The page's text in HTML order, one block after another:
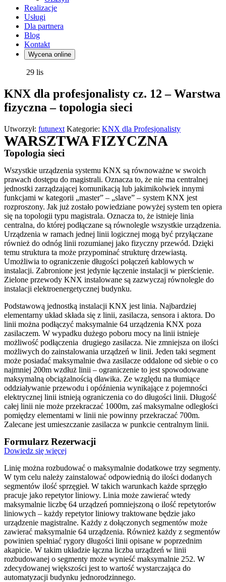
Realizacje
Usługi
Dla partnera
Blog
Kontakt
Wycena online
29 lis
KNX dla profesjonalisty cz. 12 – Warstwa
fizyczna – topologia sieci
Utworzył: futunext Kategorie: KNX dla Profesjonalisty
WARSZTWA FIZYCZNA
Topologia sieci
Wszystkie urządzenia systemu KNX są równoważne w swoich
prawach dostępu do magistrali. Oznacza to, że nie ma centralnej
jednostki zarządzającej komunikacją lub jakimikolwiek innymi
funkcjami w kategorii „master” – „slave” – system KNX jest
rozproszony. Jak już zostało powiedziane powyżej system ten opiera
się na topologii typu magistrala. Oznacza to, że istnieje linia
centralna, do której podłączane są równolegle wszystkie urządzenia.
Urządzenia w ramach jednej linii logicznej mogą być przyłączane
również do odnóg linii rozumianej jako fizyczny przewód. Dzięki
temu struktura ta może przypominać strukturę drzewiastą.
Umożliwia to ograniczenie długości połączeń kablowych w
instalacji. Zabronione jest jedynie łączenie instalacji w pierścienie.
Zielone przewody KNX instalowane są zazwyczaj równolegle do
instalacji elektroenergetycznej budynku.
Podstawową jednostką instalacji KNX jest linia. Najbardziej
elementarny układ składa się z linii, zasilacza, sensora i aktora. Do
linii można podłączyć maksymalnie 64 urządzenia KNX poza
zasilaczem. W wypadku dużego poboru mocy na linii istnieje
możliwość podłączenia drugiego zasilacza. Nie zmniejsza on ilości
możliwych do zainstalowania urządzeń w linii. Jeden taki segment
może posiadać maksymalnie dwa zasilacze oddalone od siebie o co
najmniej 200m wzdłuż linii – ograniczenie to jest spowodowane
maksymalną obciążalnością dławika. Ze względu na tłumiące
oddziaływanie przewodu i opóźnienia wynikające z pojemności
elektrycznej linii istnieją ograniczenia co do długości linii. Długość
całej linii nie może przekraczać 1000m, zaś maksymalne odległości
pomiędzy elementami w linii nie powinny przekraczać 700m.
Zalecane jest umieszczanie zasilacza w punkcie centralnym linii.
Formularz Rezerwacji
Dowiedz się więcej
Linię można rozbudować o maksymalnie dodatkowe trzy segmenty.
W tym celu należy zainstalować odpowiednią do ilości dodanych
segmentów ilość sprzęgieł. W takich warunkach każde sprzęgło
pracuje jako repetytor liniowy. Linia może zawierać wtedy
maksymalnie liczbę 64 urządzeń pomniejszoną o ilość repetytorów
liniowych – każdy repetytor liniowy traktowane będzie jako
urządzenie magistralne. Każdy z dołączonych segmentów może
zawierać maksymalnie 64 urządzenia. Również każdy z segmentów
powinien spełniać rygory długości linii opisane w poprzednim
akapicie. W takim układzie łączna liczba urządzeń w linii
rozbudowanej o segmenty może wynieść maksymalnie 252. W
zdecydowanej większości jest to wartość wystarczająca do
automatyzacji budynku jednorodzinnego.